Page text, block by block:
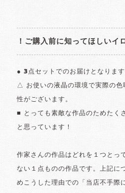
！ご購入前に知ってほしいイ
● 3点セットでのお届けとなります
△ お使いの液晶の環境で実際の色
性がございます。
■ とっても素敵な作品のためたく
と思っています！
作家さんの作品はどれを１つとっ
ない１点ものの作品です。上記に
めこうした理由での「当店不手際